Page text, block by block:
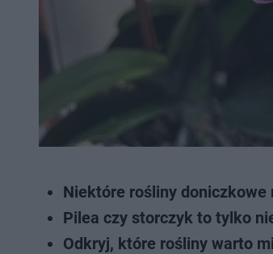
Niektóre rośliny doniczkowe
Pilea czy storczyk to tylko
Odkryj, które rośliny warto